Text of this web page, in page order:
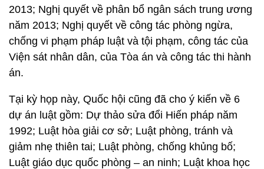
2013; Nghị quyết về phân bổ ngân sách trung ương
năm 2013; Nghị quyết về công tác phòng ngừa,
chống vi phạm pháp luật và tội phạm, công tác của
Viện sát nhân dân, của Tòa án và công tác thi hành
án.
Tại kỳ họp này, Quốc hội cũng đã cho ý kiến về 6
dự án luật gồm: Dự thảo sửa đổi Hiến pháp năm
1992; Luật hòa giải cơ sở; Luật phòng, tránh và
giảm nhẹ thiên tai; Luật phòng, chống khủng bố;
Luật giáo dục quốc phòng – an ninh; Luật khoa học